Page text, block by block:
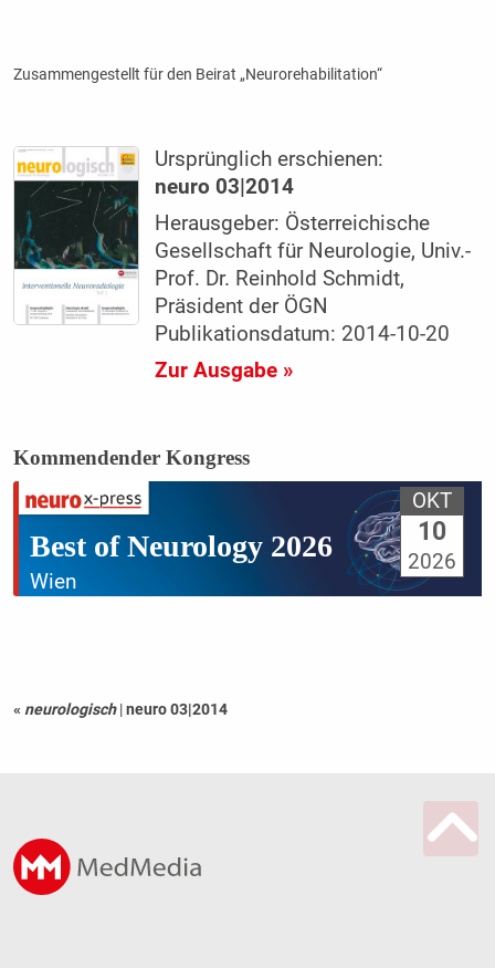
Zusammengestellt für den Beirat „Neurorehabilitation“
Ursprünglich erschienen:
neuro 03|2014
Herausgeber: Österreichische
Gesellschaft für Neurologie, Univ.-
Prof. Dr. Reinhold Schmidt,
Präsident der ÖGN
Publikationsdatum: 2014-10-20
Zur Ausgabe »
Kommendender Kongress
Best of Neurology 2026
Wien
OKT
10
2026
« neurologisch |neuro 03|2014